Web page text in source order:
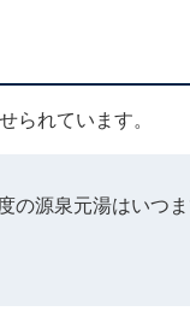
られています。
の源泉元湯はいつ